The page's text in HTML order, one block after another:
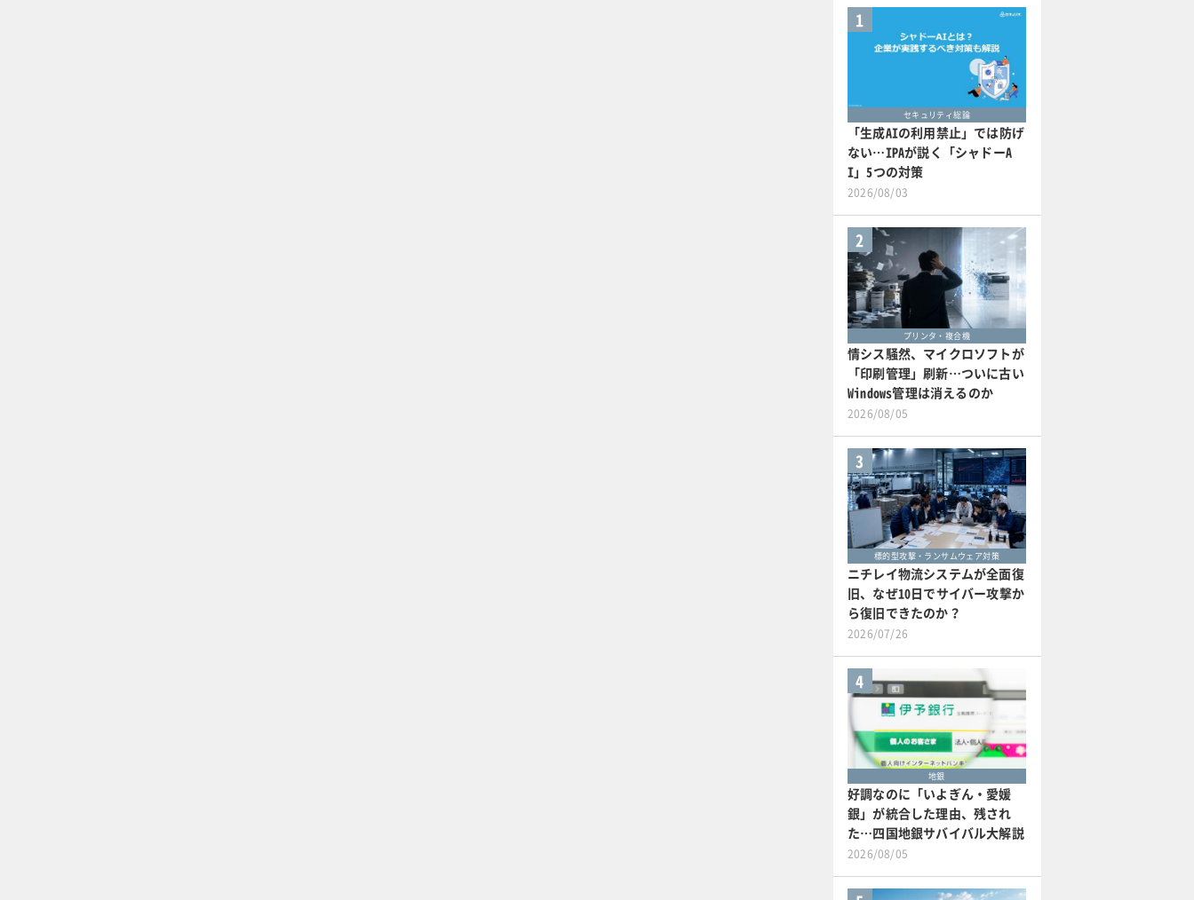
1
セキュリティ総論
「生成AIの利用禁止」では防げ
ない…IPAが説く「シャドーA
I」5つの対策
2026/08/03
2
プリンタ・複合機
情シス騒然、マイクロソフトが
「印刷管理」刷新…ついに古い
Windows管理は消えるのか
2026/08/05
3
標的型攻撃・ランサムウェア対策
ニチレイ物流システムが全面復
旧、なぜ10日でサイバー攻撃か
ら復旧できたのか？
2026/07/26
4
地銀
好調なのに「いよぎん・愛媛
銀」が統合した理由、残され
た…四国地銀サバイバル大解説
2026/08/05